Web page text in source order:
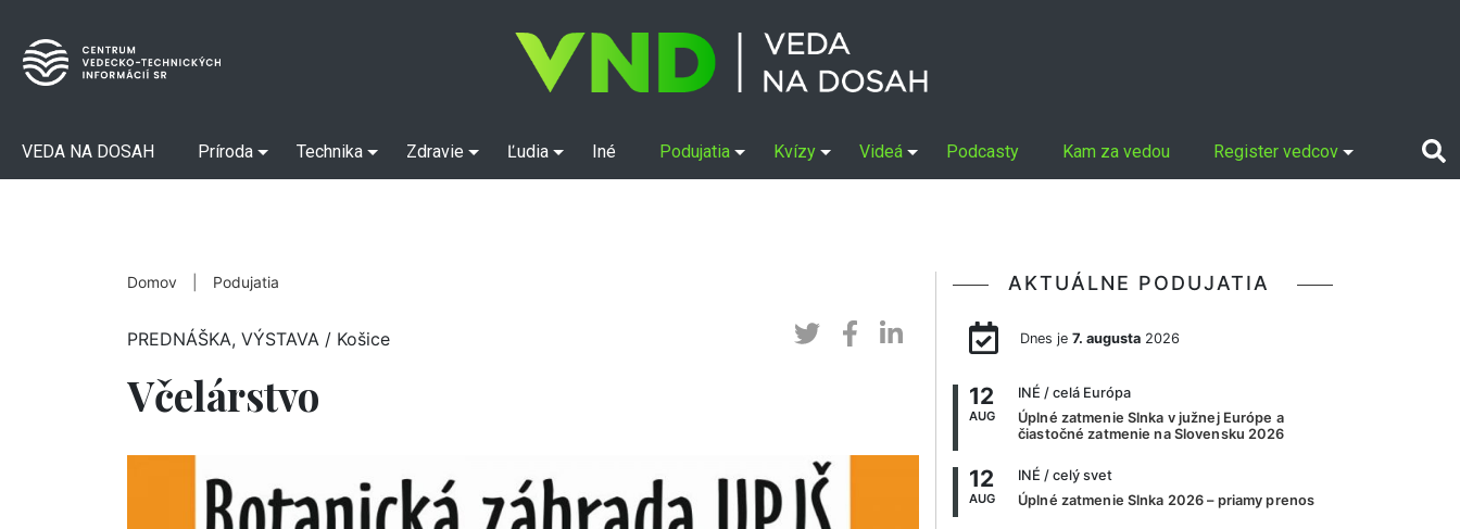
VEDA NA DOSAH Príroda Technika Zdravie Ľudia Iné Podujatia Kvízy Videá Podcasty Kam za vedou Register vedcov
Domov Podujatia
PREDNÁŠKA, VÝSTAVA / Košice
Včelárstvo
AKTUÁLNE PODUJATIA
Dnes je 7. augusta2026
12
AUG
INÉ / celá Európa
Úplné zatmenie Slnka v južnej Európe a
čiastočné zatmenie na Slovensku 2026
12
AUG
INÉ / celý svet
Úplné zatmenie Slnka 2026 – priamy prenos